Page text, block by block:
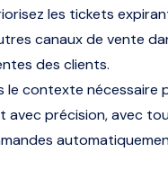
les tickets
canaux de vente
des clients.
le contexte nécessaire
avec précision, avec